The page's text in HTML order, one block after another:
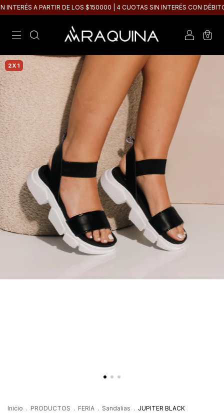
A PARTIR DE LOS $150000 | 4 CUOTAS SIN INTERÉS CON DÉBITO
0
2X1
Inicio . PRODUCTOS . FERIA . Sandalias . JUPITER BLACK